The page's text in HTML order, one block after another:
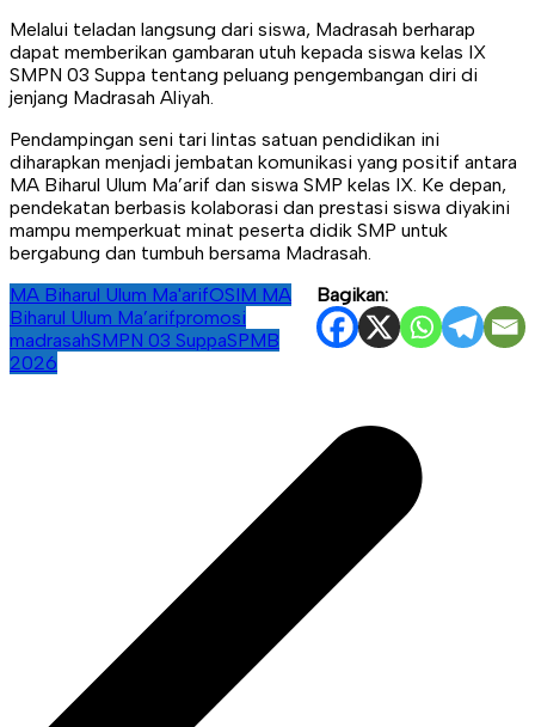
Melalui teladan langsung dari siswa, Madrasah berharap
dapat memberikan gambaran utuh kepada siswa kelas IX
SMPN 03 Suppa tentang peluang pengembangan diri di
jenjang Madrasah Aliyah.
Pendampingan seni tari lintas satuan pendidikan ini
diharapkan menjadi jembatan komunikasi yang positif antara
MA Biharul Ulum Ma’arif dan siswa SMP kelas IX. Ke depan,
pendekatan berbasis kolaborasi dan prestasi siswa diyakini
mampu memperkuat minat peserta didik SMP untuk
bergabung dan tumbuh bersama Madrasah.
Bagikan:
MA Biharul Ulum Ma'arifOSIM MA
Biharul Ulum Ma’arifpromosi
madrasahSMPN 03 SuppaSPMB
2026